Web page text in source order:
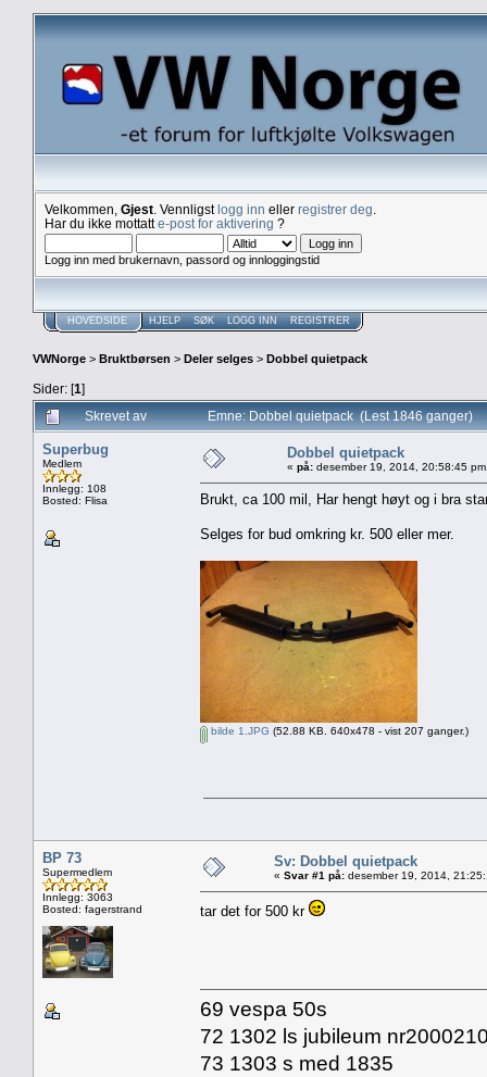
Velkommen, Gjest . Vennligstlogg inn eller registrer deg
Har du ikke mottatte-post for aktivering ?
Logg inn med brukernavn, passord og innloggingstid
HOVEDSIDE HJELP SØK LOGG INN REGISTRER
VWNorge > Bruktbørsen > Deler selges > Dobbel quietpack
Sider: [1]
Skrevet av
Emne: Dobbel quietpack (Lest 1846 ganger)
Superbug
Medlem
Innlegg: 108
Bosted: Flisa
Dobbel quietpack
« på: desember 19, 2014, 20:58:45
Brukt, ca 100 mil, Har hengt høyt og i bra
Selges for bud omkring kr. 500 eller mer.
bilde 1.JPG (52.88 KB. 640x478 - vist 207 ganger.)
BP 73
Supermedlem
Innlegg: 3063
Bosted: fagerstrand
Sv: Dobbel quietpack
« Svar #1 på: desember 19, 2014,
tar det for 500 kr
69 vespa 50s
72 1302 ls jubileum
73 1303 s med 1835